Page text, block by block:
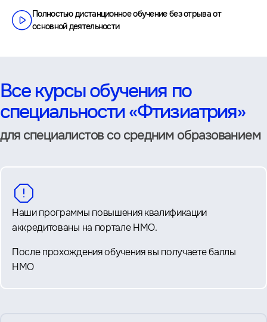
Полностью дистанционное обучение без отрыва от
основной деятельности
Все курсы обучения по
специальности «Фтизиатрия»
для специалистов со средним образованием
Наши программы повышения квалификации
аккредитованы на портале НМО.
После прохождения обучения вы получаете баллы
НМО